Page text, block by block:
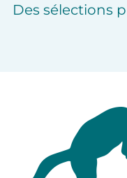
Des sélections